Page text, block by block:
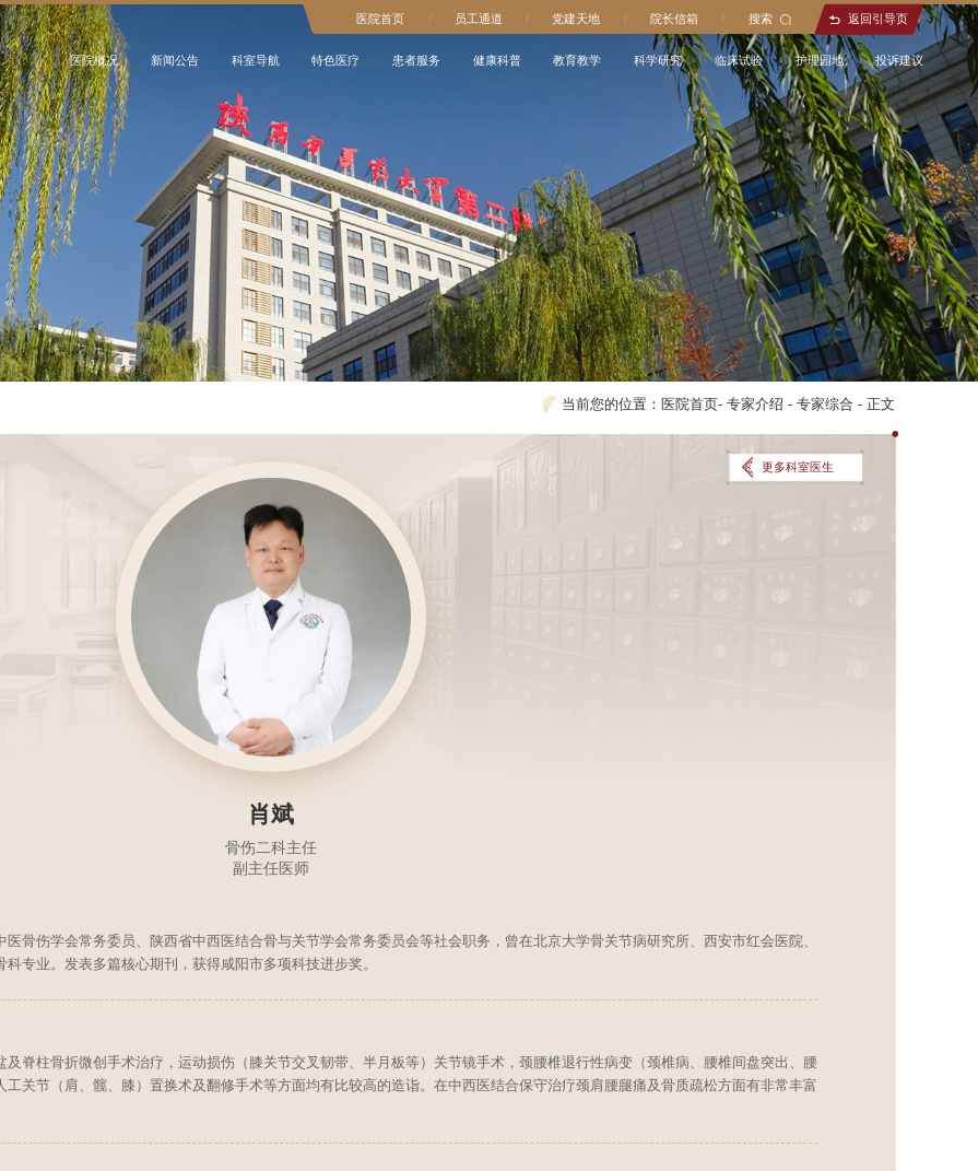
医院首页 / 员工通道 / 党建天地 / 院长信箱 / 搜索 返回引导页
医院概况 新闻公告 科室导航 特色医疗 患者服务 健康科普 教育教学 科学研究 临床试验 护理园地 投诉建议
当前您的位置： 医院首页-专家介绍 -专家综合 -正文
更多科室医生
肖斌
骨伤二科主任
副主任医师
骨伤学会常务委员、陕西省中西医结合骨与关节学会常务委员会等社会职务，曾在北京大学骨关节病研究所、西安市红会医院、
专业。发表多篇核心期刊，获得咸阳市多项科技进步奖。
脊柱骨折微创手术治疗，运动损伤（膝关节交叉韧带、半月板等）关节镜手术，颈腰椎退行性病变（颈椎病、腰椎间盘突出、腰
关节（肩、髋、膝）置换术及翻修手术等方面均有比较高的造诣。在中西医结合保守治疗颈肩腰腿痛及骨质疏松方面有非常丰富